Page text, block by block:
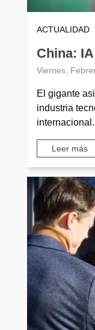
ACTUALIDAD
China:
Viernes,
El gigante
industria
internacional.
Leer más